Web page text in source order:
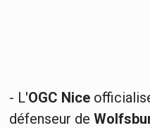
- L'OGC Nice
défenseur de